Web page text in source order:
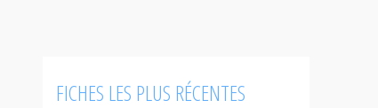
FICHES LES PLUS RÉCENTES